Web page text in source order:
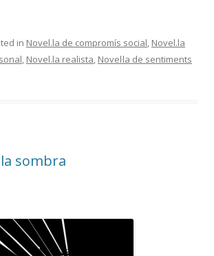
in Novel.la de compromís social, Novel.la
, Novel.la realista, Novel·la de sentiments
sombra